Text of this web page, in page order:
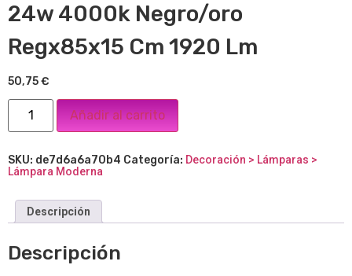
24w 4000k Negro/oro
Regx85x15 Cm 1920 Lm
50,75€
Añadir al carrito
SKU: de7d6a6a70b4 Categoría: Decoración > Lámparas >
Lámpara Moderna
Descripción
Descripción